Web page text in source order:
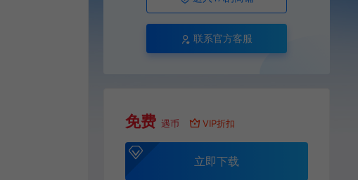
联系官方客服
免费 遇币 VIP折扣
立即下载